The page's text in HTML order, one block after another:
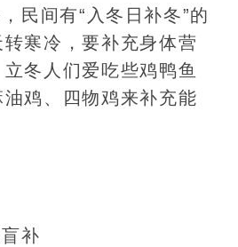
民间有“入冬日补冬”的
寒冷，要补充身体营
冬人们爱吃些鸡鸭鱼
鸡、四物鸡来补充能
补